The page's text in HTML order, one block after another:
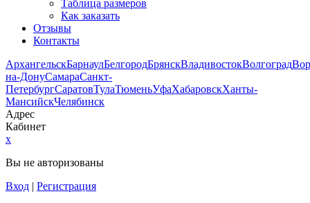
Таблица размеров
Как заказать
Отзывы
Контакты
АрхангельскБарнаулБелгородБрянскВладивостокВолгоград
на-ДонуСамараСанкт-
ПетербургСаратовТулаТюменьУфаХабаровскХанты-
МансийскЧелябинск
Адрес
Кабинет
x
Вы не авторизованы
Вход | Регистрация